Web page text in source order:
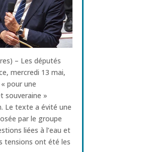
– Les députés
mercredi 13 mai,
pour une
souveraine »
Le texte a évité une
par le groupe
liées à l’eau et
tensions ont été les